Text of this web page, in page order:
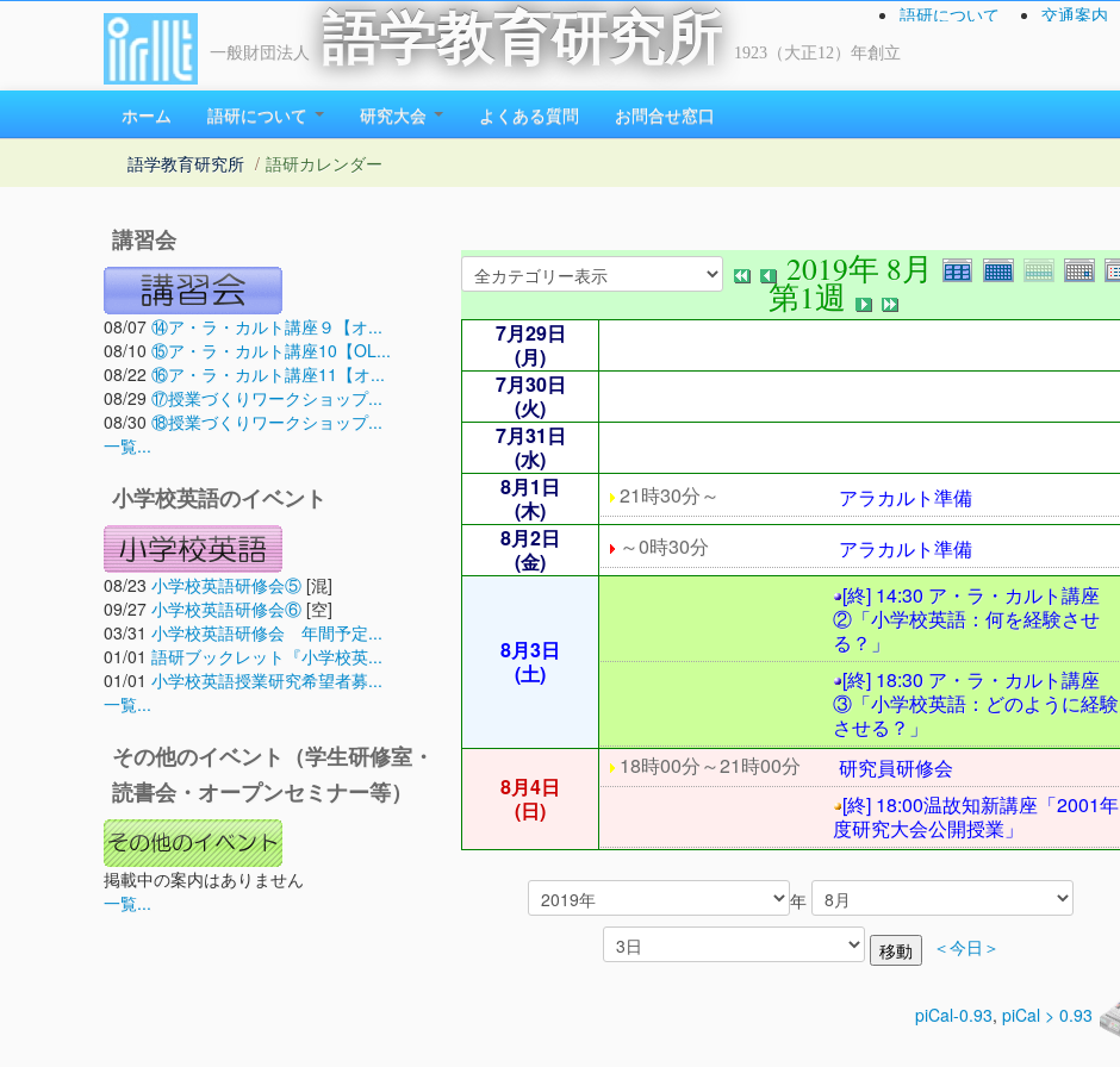
一般財団法人 語学教育研究所 1923（大正12）年創立
語研について 交通案内
ホーム 語研について 研究大会 よくある質問 お問合せ窓口
語学教育研究所 / 語研カレンダー
講習会
08/07 ⑭ア・ラ・カルト講座９【オ...
08/10 ⑮ア・ラ・カルト講座10【OL...
08/22 ⑯ア・ラ・カルト講座11【オ...
08/29 ⑰授業づくりワークショップ...
08/30 ⑱授業づくりワークショップ...
一覧...
小学校英語のイベント
08/23 小学校英語研修会⑤ [混]
09/27 小学校英語研修会⑥ [空]
03/31 小学校英語研修会 年間予定...
01/01 語研ブックレット『小学校英...
01/01 小学校英語授業研究希望者募...
一覧...
その他のイベント（学生研修室・
読書会・オープンセミナー等）
掲載中の案内はありません
一覧...
2019年 8月
第1週
7月29日
(月)
7月30日
(火)
7月31日
(水)
8月1日
(木)
21時30分～
アラカルト準備
8月2日
(金)
～0時30分 アラカルト準備
8月3日
(土)
[終] 14:30 ア・ラ・カルト講座
②「小学校英語：何を経験させ
る？」
[終] 18:30 ア・ラ・カルト講座
③「小学校英語：どのように経験
させる？」
8月4日
(日)
18時00分～21時00分
研究員研修会
[終] 18:00温故知新講座「2001年
度研究大会公開授業」
年
＜今日＞
piCal-0.93, piCal > 0.93